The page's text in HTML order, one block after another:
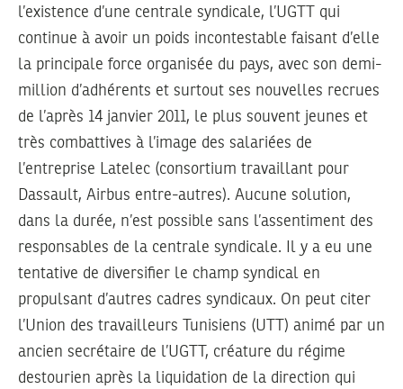
l’existence d’une centrale syndicale, l’UGTT qui
continue à avoir un poids incontestable faisant d’elle
la principale force organisée du pays, avec son demi-
million d’adhérents et surtout ses nouvelles recrues
de l’après 14 janvier 2011, le plus souvent jeunes et
très combattives à l’image des salariées de
l’entreprise Latelec (consortium travaillant pour
Dassault, Airbus entre-autres). Aucune solution,
dans la durée, n’est possible sans l’assentiment des
responsables de la centrale syndicale. Il y a eu une
tentative de diversifier le champ syndical en
propulsant d’autres cadres syndicaux. On peut citer
l’Union des travailleurs Tunisiens (UTT) animé par un
ancien secrétaire de l’UGTT, créature du régime
destourien après la liquidation de la direction qui